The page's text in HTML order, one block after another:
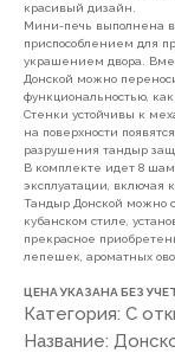
красивый дизайн.
Мини-печь выполнена в
приспособлением для
украшением двора.
Донской можно
функциональностью,
Стенки устойчивы к
на поверхности
разрушения тандыр
В комплекте идет 8
эксплуатации, включая
Тандыр Донской можно
кубанском стиле,
прекрасное
лепешек, ароматных
ЦЕНА УКАЗАНА БЕЗ
Категория: С
Название:
ПОКУПАТЕЛЯМ
Доставка